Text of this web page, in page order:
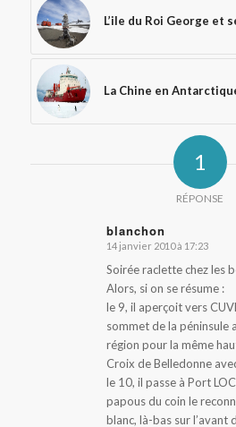
L’ile du Roi George et
La Chine en
1
RÉPONSE
blanchon
dit
14 janvier 2010 à 17:23
Soirée raclette chez les
Alors, si on se résume :
le 9, il aperçoit vers
sommet de la péninsule
région pour la même
Croix de Belledonne
le 10, il passe à Port
papous du coin le
blanc, là-bas sur l’avant